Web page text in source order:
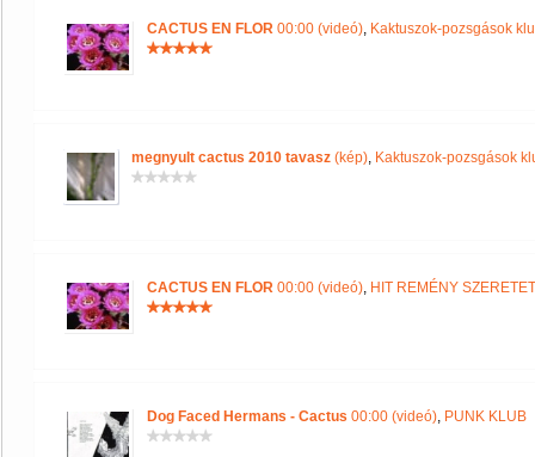
CACTUS EN FLOR 00:00 (videó), Kaktuszok-pozsgások
megnyult cactus 2010 tavasz (kép), Kaktuszok-pozsgások
CACTUS EN FLOR 00:00 (videó), HIT REMÉNY SZERETET
Dog Faced Hermans - Cactus 00:00 (videó), PUNK KLUB